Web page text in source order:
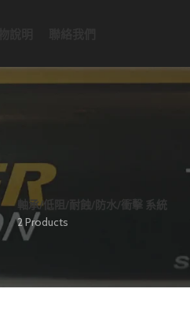
軸承/低阻/耐蝕/防水/衝擊 系統
2 Products